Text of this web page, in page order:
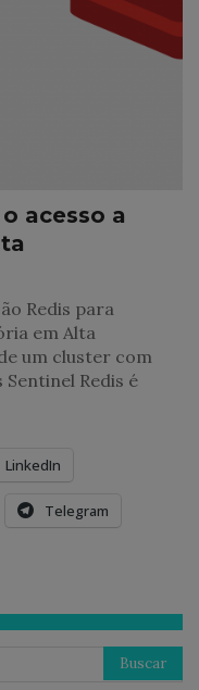
acesso a
Redis para
em Alta
um cluster com
Redis é
LinkedIn
Telegram